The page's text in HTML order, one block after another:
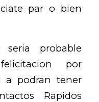
par o bien
seri­a probable
por
a podran tener
Rapidos